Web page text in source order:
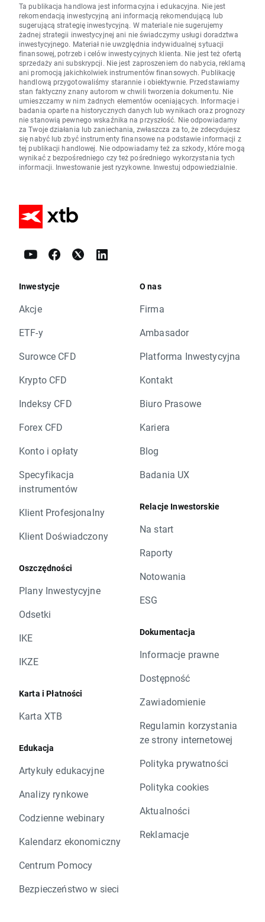
Ta publikacja handlowa jest informacyjna i edukacyjna. Nie jest
rekomendacją inwestycyjną ani informacją rekomendującą lub
sugerującą strategię inwestycyjną. W materiale nie sugerujemy
żadnej strategii inwestycyjnej ani nie świadczymy usługi doradztwa
inwestycyjnego. Materiał nie uwzględnia indywidualnej sytuacji
finansowej, potrzeb i celów inwestycyjnych klienta. Nie jest też ofertą
sprzedaży ani subskrypcji. Nie jest zaproszeniem do nabycia, reklamą
ani promocją jakichkolwiek instrumentów finansowych. Publikację
handlową przygotowaliśmy starannie i obiektywnie. Przedstawiamy
stan faktyczny znany autorom w chwili tworzenia dokumentu. Nie
umieszczamy w nim żadnych elementów oceniających. Informacje i
badania oparte na historycznych danych lub wynikach oraz prognozy
nie stanowią pewnego wskaźnika na przyszłość. Nie odpowiadamy
za Twoje działania lub zaniechania, zwłaszcza za to, że zdecydujesz
się nabyć lub zbyć instrumenty finansowe na podstawie informacji z
tej publikacji handlowej. Nie odpowiadamy też za szkody, które mogą
wynikać z bezpośredniego czy też pośredniego wykorzystania tych
informacji. Inwestowanie jest ryzykowne. Inwestuj odpowiedzialnie.
Inwestycje
Akcje
ETF-y
Surowce CFD
Krypto CFD
Indeksy CFD
Forex CFD
Konto i opłaty
Specyfikacja
instrumentów
Klient Profesjonalny
Klient Doświadczony
Oszczędności
Plany Inwestycyjne
Odsetki
IKE
IKZE
Karta i Płatności
Karta XTB
Edukacja
Artykuły edukacyjne
Analizy rynkowe
Codzienne webinary
Kalendarz ekonomiczny
Centrum Pomocy
Bezpieczeństwo w sieci
O nas
Firma
Ambasador
Platforma Inwestycyjna
Kontakt
Biuro Prasowe
Kariera
Blog
Badania UX
Relacje Inwestorskie
Na start
Raporty
Notowania
ESG
Dokumentacja
Informacje prawne
Dostępność
Zawiadomienie
Regulamin korzystania
ze strony internetowej
Polityka prywatności
Polityka cookies
Aktualności
Reklamacje